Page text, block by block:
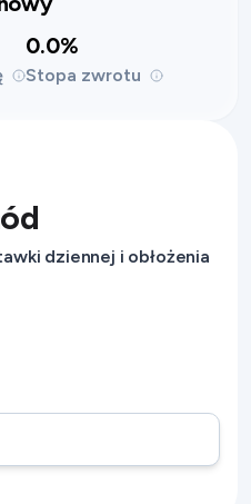
0.0%
Stopa zwrotu
dziennej i obłożenia